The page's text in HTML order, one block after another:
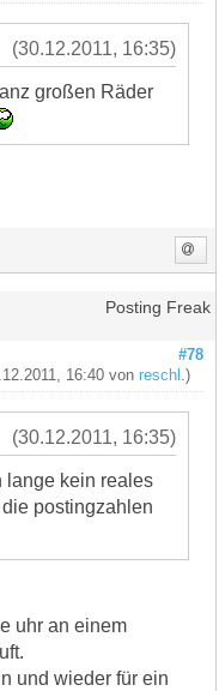
(30.12.2011, 16:35)
großen Räder
Posting Freak
#78
16:40 vonreschl .)
(30.12.2011, 16:35)
lange kein reales
postingzahlen
uhr an einem
und wieder für ein